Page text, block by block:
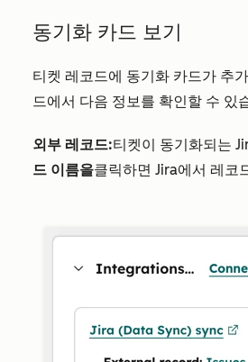
동기화 카드 보기
티켓 레코드에 동기화 카드가 추
드에서 다음 정보를 확인할 수 있
외부 레코드:티켓이 동기화되는
드 이름을클릭하면 Jira에서 레코